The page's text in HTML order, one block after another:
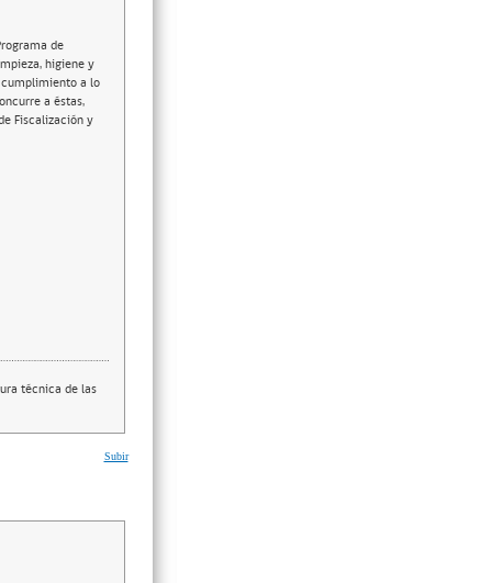
de
higiene y
a lo
a éstas,
Fiscalización y
técnica de las
Subir